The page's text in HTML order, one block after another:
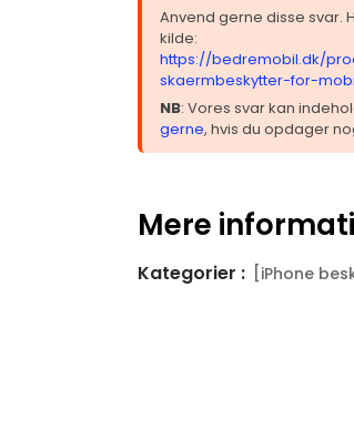
Anvend gerne disse svar.
kilde:
https://bedremobil.dk/
skaermbeskytter-for-
NB: Vores svar kan
gerne, hvis du opdager
Mere
Kategorier : [iPhone